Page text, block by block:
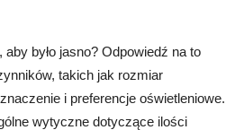
było jasno? Odpowiedź na to
takich jak rozmiar
i preferencje oświetleniowe.
wytyczne dotyczące ilości